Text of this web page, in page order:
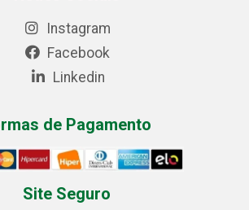
Instagram
Facebook
Linkedin
de Pagamento
Site Seguro